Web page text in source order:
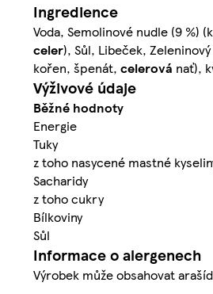
Ingredience
Voda, Semolinové nudle (9 %)
celer), Sůl, Libeček,
kořen, špenát, celerová nať),
Výživové údaje
Běžné hodnoty
Energie
Tuky
z toho nasycené mastné
Sacharidy
z toho cukry
Bílkoviny
Sůl
Informace o alergenech
Výrobek může obsahovat